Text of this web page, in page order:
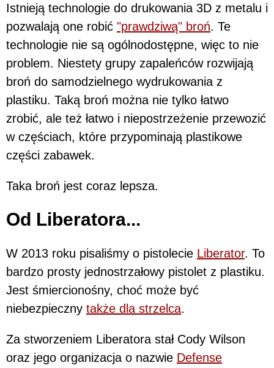
Istnieją technologie do drukowania 3D z metalu i
pozwalają one robić "prawdziwą" broń. Te
technologie nie są ogólnodostępne, więc to nie
problem. Niestety grupy zapaleńców rozwijają
broń do samodzielnego wydrukowania z
plastiku. Taką broń można nie tylko łatwo
zrobić, ale też łatwo i niepostrzeżenie przewozić
w częściach, które przypominają plastikowe
części zabawek.
Taka broń jest coraz lepsza.
Od Liberatora...
W 2013 roku pisaliśmy o pistolecie Liberator. To
bardzo prosty jednostrzałowy pistolet z plastiku.
Jest śmiercionośny, choć może być
niebezpieczny także dla strzelca.
Za stworzeniem Liberatora stał Cody Wilson
oraz jego organizacja o nazwie Defense